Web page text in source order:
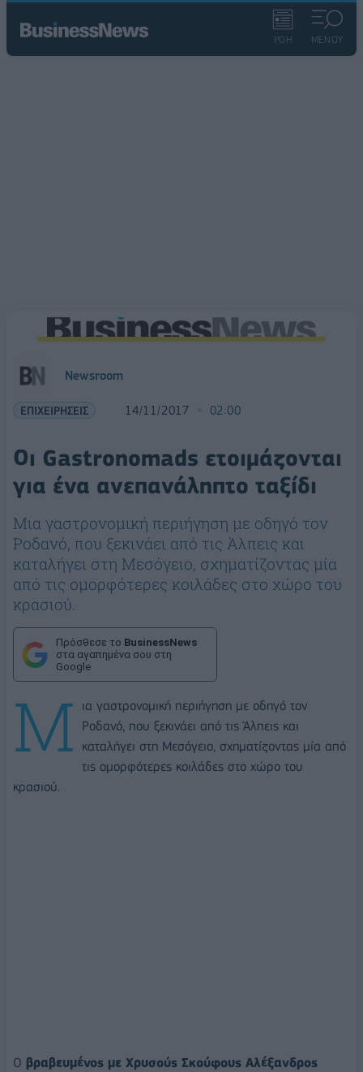
ΡΟΗ ΜΕΝΟΥ
Newsroom
ΕΠΙΧΕΙΡΗΣΕΙΣ 14/11/2017 02:00
Οι Gastronomads ετοιμάζονται
για ένα ανεπανάληπτο ταξίδι
Μια γαστρονομική περιήγηση με οδηγό τον
Ροδανό, που ξεκινάει από τις Άλπεις και
καταλήγει στη Μεσόγειο, σχηματίζοντας μία
από τις ομορφότερες κοιλάδες στο χώρο του
κρασιού.
Πρόσθεσε το BusinessNews
στα αγαπημένα σου στη
Google
Μ
ια γαστρονομική περιήγηση με οδηγό τον
Ροδανό, που ξεκινάει από τις Άλπεις και
καταλήγει στη Μεσόγειο, σχηματίζοντας μία από
τις ομορφότερες κοιλάδες στο χώρο του
κρασιού.
Ο βραβευμένος με Χρυσούς Σκούφους Αλέξανδρος